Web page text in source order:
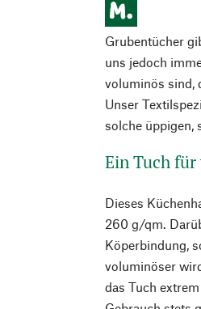
Grubentücher
uns jedoch
voluminös sind,
Unser
solche üppigen,
Ein Tuch
Dieses
260 g/qm.
Köperbindung,
voluminöser
das Tuch